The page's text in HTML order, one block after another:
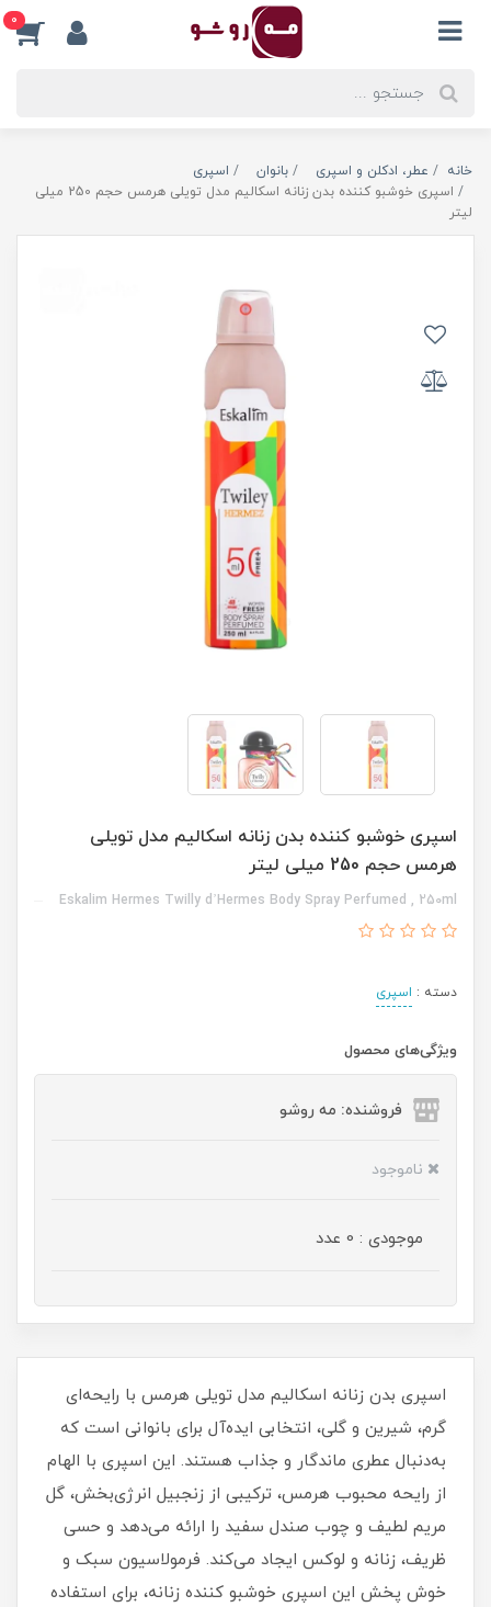
0
خانه عطر، ادکلن و اسپری بانوان
اسپری
اسپری خوشبو کننده بدن زنانه اسکالیم مدل تویلی هرمس حجم 250 میلی
لیتر
اسپری خوشبو کننده بدن زنانه اسکالیم مدل تویلی
هرمس حجم 250 میلی لیتر
Eskalim Hermes Twilly d’Hermes Body Spray Perfumed , 250ml
دسته : اسپری
ویژگی‌های محصول
فروشنده: مه رو‌شو
ناموجود
موجودی : 0 عدد
اسپری بدن زنانه اسکالیم مدل تویلی هرمس با رایحه‌ای
گرم، شیرین و گلی، انتخابی ایده‌آل برای بانوانی است که
به‌دنبال عطری ماندگار و جذاب هستند. این اسپری با الهام
از رایحه محبوب هرمس، ترکیبی از زنجبیل انرژی‌بخش، گل
مریم لطیف و چوب صندل سفید را ارائه می‌دهد و حسی
ظریف، زنانه و لوکس ایجاد می‌کند. فرمولاسیون سبک و
خوش‌ پخش این اسپری خوشبو کننده زنانه، برای استفاده